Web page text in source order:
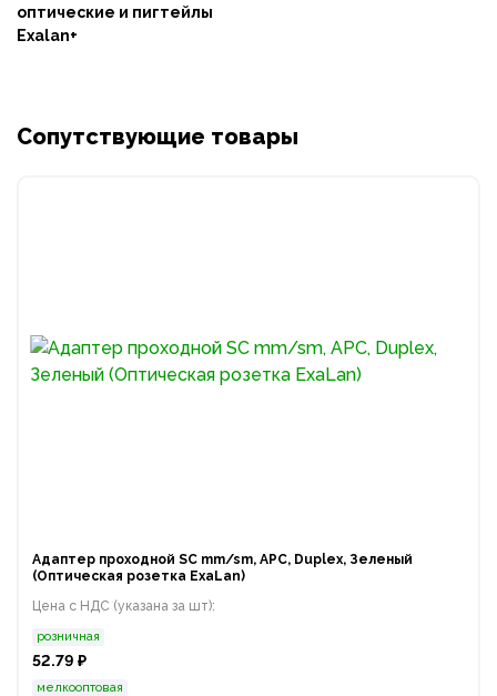
оптические и пигтейлы
Exalan+
Сопутствующие товары
Адаптер проходной SC mm/sm, APC, Duplex, Зеленый
(Оптическая розетка ExaLan)
Цена с НДС (указана за шт):
розничная
52.79 ₽
мелкооптовая